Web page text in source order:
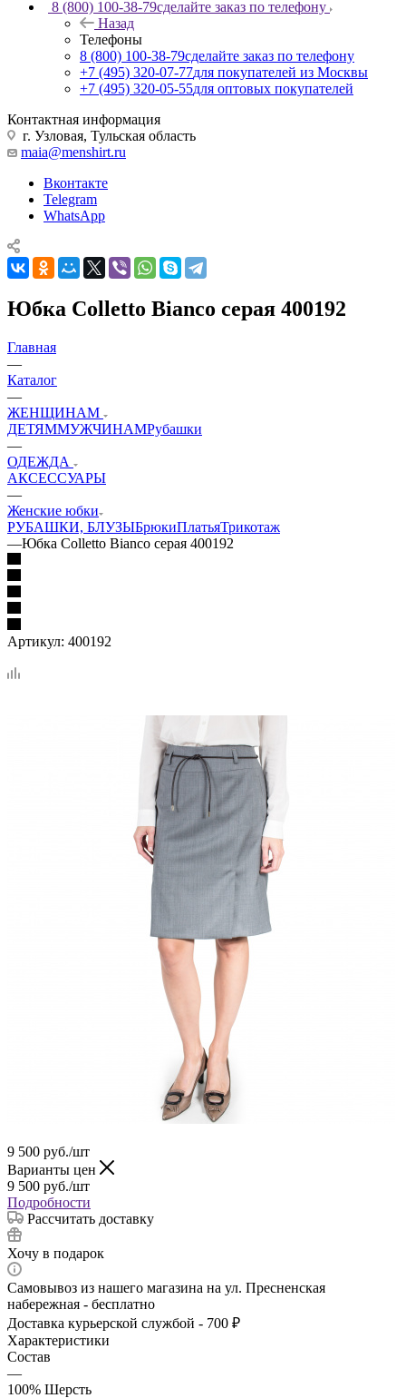
8 (800) 100-38-79сделайте заказ по телефону
Назад
Телефоны
8 (800) 100-38-79сделайте заказ по телефону
+7 (495) 320-07-77для покупателей из Москвы
+7 (495) 320-05-55для оптовых покупателей
Контактная информация
г. Узловая, Тульская область
maia@menshirt.ru
Вконтакте
Telegram
WhatsApp
Юбка Colletto Bianco серая 400192
Главная
—
Каталог
—
ЖЕНЩИНАМ
ДЕТЯММУЖЧИНАМРубашки
—
ОДЕЖДА
АКСЕССУАРЫ
—
Женские юбки
РУБАШКИ, БЛУЗЫБрюкиПлатьяТрикотаж
—Юбка Colletto Bianco серая 400192
Артикул: 400192
9 500 руб./шт
Варианты цен
9 500 руб./шт
Подробности
Рассчитать доставку
Хочу в подарок
Самовывоз из нашего магазина на ул. Пресненская
набережная - бесплатно
Доставка курьерской службой - 700 ₽
Характеристики
Состав
—
100% Шерсть